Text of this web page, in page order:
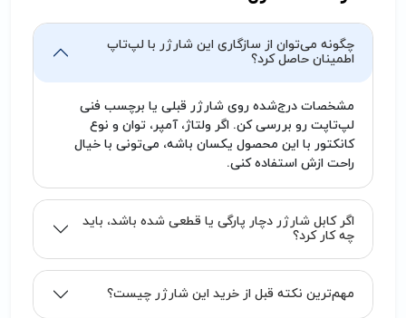
چگونه می‌توان از سازگاری این شارژر با لپ‌تاپ
اطمینان حاصل کرد؟
مشخصات درج‌شده روی شارژر قبلی یا برچسب فنی
لپ‌تاپت رو بررسی کن. اگر ولتاژ، آمپر، توان و نوع
کانکتور با این محصول یکسان باشه، می‌تونی با خیال
راحت ازش استفاده کنی.
اگر کابل شارژر دچار پارگی یا قطعی شده باشد، باید
چه کار کرد؟
مهم‌ترین نکته قبل از خرید این شارژر چیست؟